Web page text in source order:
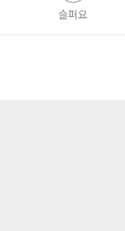
슬퍼요